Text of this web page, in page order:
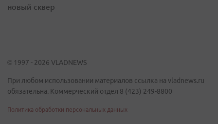
новый сквер
© 1997 - 2026 VLADNEWS
При любом использовании материалов ссылка на vladnews.ru
обязательна. Коммерческий отдел 8 (423) 249-8800
Политика обработки персональных данных